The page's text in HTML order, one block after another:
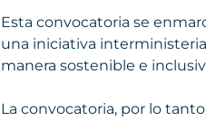
Esta convocatoria se
una iniciativa
manera sostenible e
La convocatoria, por lo